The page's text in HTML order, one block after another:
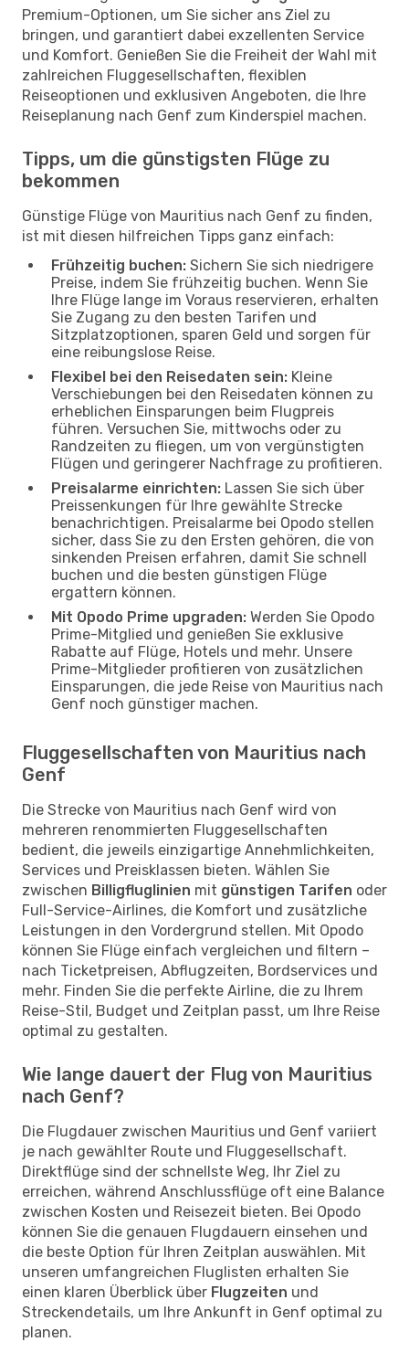
Premium-Optionen, um Sie sicher ans Ziel zu
bringen, und garantiert dabei exzellenten Service
und Komfort. Genießen Sie die Freiheit der Wahl mit
zahlreichen Fluggesellschaften, flexiblen
Reiseoptionen und exklusiven Angeboten, die Ihre
Reiseplanung nach Genf zum Kinderspiel machen.
Tipps, um die günstigsten Flüge zu
bekommen
Günstige Flüge von Mauritius nach Genf zu finden,
ist mit diesen hilfreichen Tipps ganz einfach:
Frühzeitig buchen: Sichern Sie sich niedrigere
Preise, indem Sie frühzeitig buchen. Wenn Sie
Ihre Flüge lange im Voraus reservieren, erhalten
Sie Zugang zu den besten Tarifen und
Sitzplatzoptionen, sparen Geld und sorgen für
eine reibungslose Reise.
Flexibel bei den Reisedaten sein: Kleine
Verschiebungen bei den Reisedaten können zu
erheblichen Einsparungen beim Flugpreis
führen. Versuchen Sie, mittwochs oder zu
Randzeiten zu fliegen, um von vergünstigten
Flügen und geringerer Nachfrage zu profitieren.
Preisalarme einrichten: Lassen Sie sich über
Preissenkungen für Ihre gewählte Strecke
benachrichtigen. Preisalarme bei Opodo stellen
sicher, dass Sie zu den Ersten gehören, die von
sinkenden Preisen erfahren, damit Sie schnell
buchen und die besten günstigen Flüge
ergattern können.
Mit Opodo Prime upgraden: Werden Sie Opodo
Prime-Mitglied und genießen Sie exklusive
Rabatte auf Flüge, Hotels und mehr. Unsere
Prime-Mitglieder profitieren von zusätzlichen
Einsparungen, die jede Reise von Mauritius nach
Genf noch günstiger machen.
Fluggesellschaften von Mauritius nach
Genf
Die Strecke von Mauritius nach Genf wird von
mehreren renommierten Fluggesellschaften
bedient, die jeweils einzigartige Annehmlichkeiten,
Services und Preisklassen bieten. Wählen Sie
zwischen Billigfluglinien mit günstigen Tarifen oder
Full-Service-Airlines, die Komfort und zusätzliche
Leistungen in den Vordergrund stellen. Mit Opodo
können Sie Flüge einfach vergleichen und filtern –
nach Ticketpreisen, Abflugzeiten, Bordservices und
mehr. Finden Sie die perfekte Airline, die zu Ihrem
Reise-Stil, Budget und Zeitplan passt, um Ihre Reise
optimal zu gestalten.
Wie lange dauert der Flug von Mauritius
nach Genf?
Die Flugdauer zwischen Mauritius und Genf variiert
je nach gewählter Route und Fluggesellschaft.
Direktflüge sind der schnellste Weg, Ihr Ziel zu
erreichen, während Anschlussflüge oft eine Balance
zwischen Kosten und Reisezeit bieten. Bei Opodo
können Sie die genauen Flugdauern einsehen und
die beste Option für Ihren Zeitplan auswählen. Mit
unseren umfangreichen Fluglisten erhalten Sie
einen klaren Überblick über Flugzeiten und
Streckendetails, um Ihre Ankunft in Genf optimal zu
planen.